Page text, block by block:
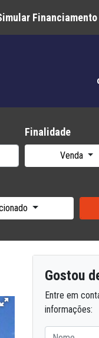
Financiamento
Finalidade
Venda
Gostou
Entre em
informações: